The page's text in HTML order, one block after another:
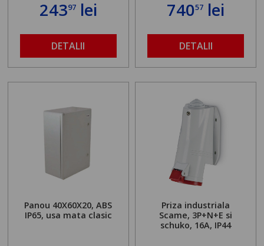
24397lei
DETALII
74057 lei
DETALII
Panou 40X60X20, ABS
IP65, usa mata clasic
Priza industriala
Scame, 3P+N+E si
schuko, 16A, IP44